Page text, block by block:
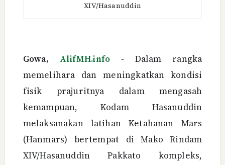
XIV/Hasanuddin
Gowa, AlifMH.info - Dalam rangka
memelihara dan meningkatkan kondisi
fisik prajuritnya dalam mengasah
kemampuan, Kodam Hasanuddin
melaksanakan latihan Ketahanan Mars
(Hanmars) bertempat di Mako Rindam
XIV/Hasanuddin Pakkato kompleks,